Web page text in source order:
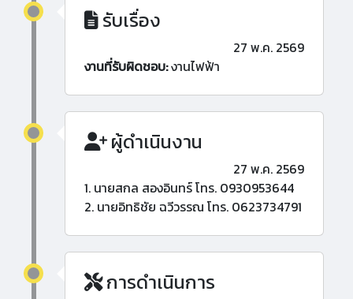
รับเรื่อง
27 พ.ค. 2569
งานที่รับผิดชอบ:งานไฟฟ้า
ผู้ดำเนินงาน
27 พ.ค. 2569
1. นายสกล สองอินทร์ โทร. 0930953644
2. นายอิทธิชัย ฉวีวรรณ โทร. 0623734791
การดำเนินการ